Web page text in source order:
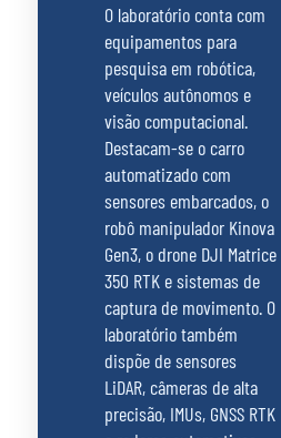
O laboratório conta com
equipamentos para
pesquisa em robótica,
veículos autônomos e
visão computacional.
Destacam-se o carro
automatizado com
sensores embarcados, o
robô manipulador Kinova
Gen3, o drone DJI Matrice
350 RTK e sistemas de
captura de movimento. O
laboratório também
dispõe de sensores
LiDAR, câmeras de alta
precisão, IMUs, GNSS RTK